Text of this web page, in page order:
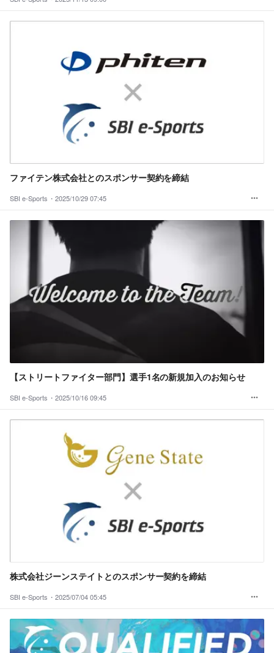
ファイテン株式会社とのスポンサー契約を締結
SBI e-Sports・ 2025/10/29 07:45
【ストリートファイター部門】選手1名の新規加入のお知らせ
SBI e-Sports・ 2025/10/16 09:45
株式会社ジーンステイトとのスポンサー契約を締結
SBI e-Sports・ 2025/07/04 05:45